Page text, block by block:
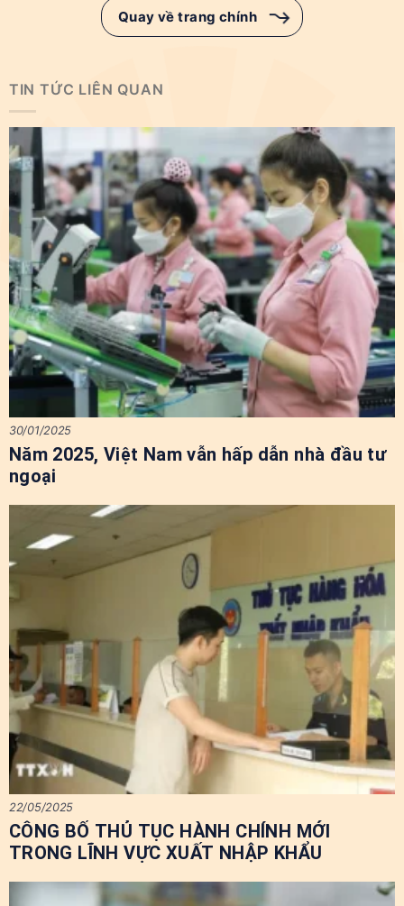
Quay về trang chính
TIN TỨC LIÊN QUAN
Năm 2025, Việt Nam vẫn hấp dẫn nhà đầu tư
ngoại
30/01/2025
CÔNG BỐ THỦ TỤC HÀNH CHÍNH MỚI
TRONG LĨNH VỰC XUẤT NHẬP KHẨU
22/05/2025